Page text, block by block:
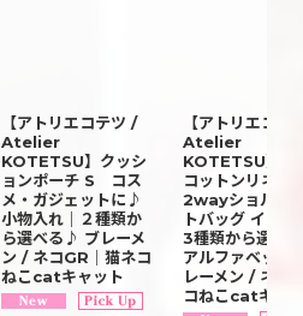
【アトリエコテツ /
Atelier
KOTETSU】クッシ
ョンポーチ S コス
メ・ガジェットに♪
小物入れ｜２種類か
ら選べる♪ ブレーメ
ン / ネコGR｜猫ネコ
ねこcatキャット
【アトリエコテ
Atelier
KOTETSU】綿
コットンリネン
2wayショルダ
トバッグ インド
3種類から選べ
アルファベット
レーメン / ネコ
コねこcatキャ